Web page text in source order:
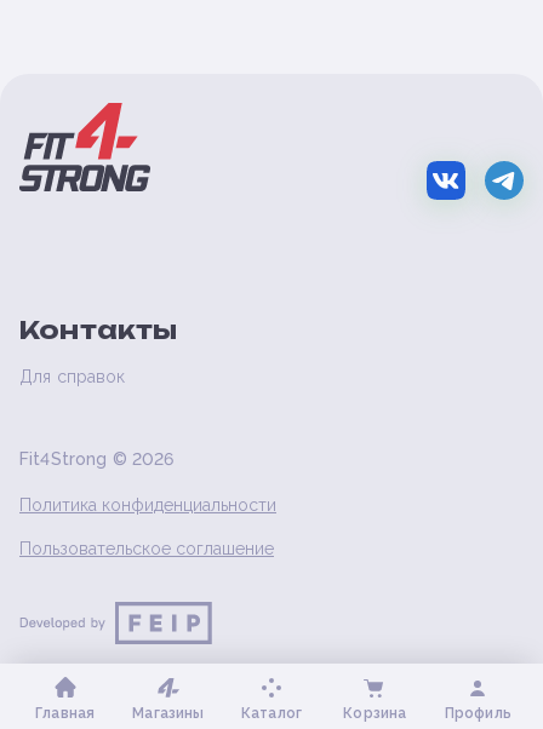
Контакты
Для справок
Fit4Strong © 2026
Политика конфиденциальности
Пользовательское соглашение
Главная Магазины Каталог Корзина Профиль